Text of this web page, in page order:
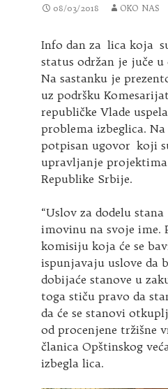
08/03/2018 OKO NAS
Info dan za lica koja
status održan je juče
Na sastanku je
uz podršku
republičke Vlade
problema izbeglica.
potpisan ugovor koji
upravljanje
Republike Srbije.
“Uslov za dodelu
imovinu na svoje ime.
komisiju koja će se
ispunjavaju uslove da
dobijaće stanove u
toga stiču pravo da
da će se stanovi
od procenjene tržišne
članica Opštinskog
izbegla lica.